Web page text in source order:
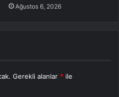
Ağustos 6, 2026
Gerekli alanlar * ile